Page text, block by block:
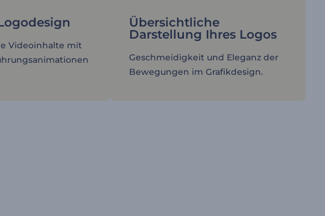
Videoinhalte mit
Übersichtliche
Darstellung Ihres Logos
Geschmeidigkeit und Eleganz der
Bewegungen im Grafikdesign.